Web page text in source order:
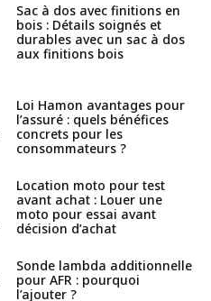
Sac à dos avec finitions en
bois : Détails soignés et
durables avec un sac à dos
aux finitions bois
Loi Hamon avantages pour
l’assuré : quels bénéfices
concrets pour les
consommateurs ?
Location moto pour test
avant achat : Louer une
moto pour essai avant
décision d’achat
Sonde lambda additionnelle
pour AFR : pourquoi
l’ajouter ?